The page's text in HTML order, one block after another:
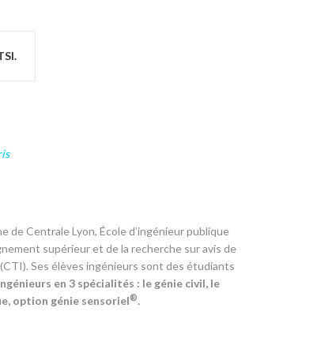
de Centrale Lyon, École d’ingénieur publique
supérieur et de la recherche sur avis de
Ses élèves ingénieurs sont des étudiants
en 3 spécialités : le génie civil, le
option génie sensoriel®.